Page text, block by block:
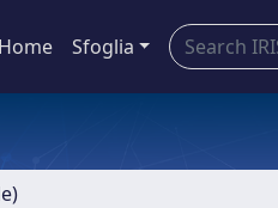
Home Sfoglia